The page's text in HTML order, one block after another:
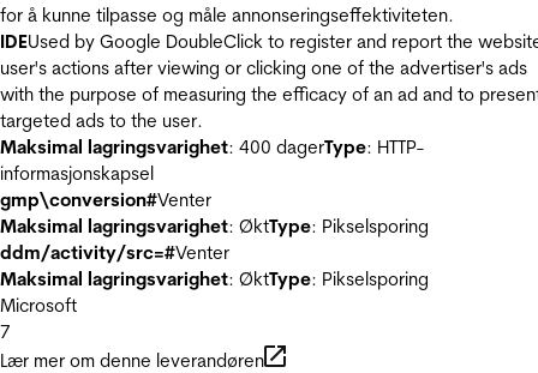
for å kunne tilpasse og måle annonseringseffektiviteten.
IDEUsed by Google DoubleClick to register and report the
user's actions after viewing or clicking one of the advertiser's ads
with the purpose of measuring the efficacy of an ad and to
targeted ads to the user.
Maksimal lagringsvarighet: 400 dagerType: HTTP-
informasjonskapsel
gmp\conversion#Venter
Maksimal lagringsvarighet: ØktType: Pikselsporing
ddm/activity/src=#Venter
Maksimal lagringsvarighet: ØktType: Pikselsporing
Microsoft
7
Lær mer om denne leverandøren